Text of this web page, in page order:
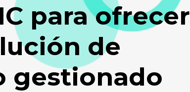
para ofrecer
de
gestionado